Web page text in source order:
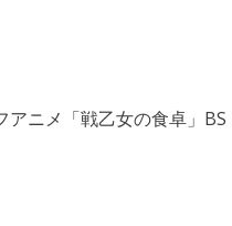
ニメ「戦乙女の食卓」BS